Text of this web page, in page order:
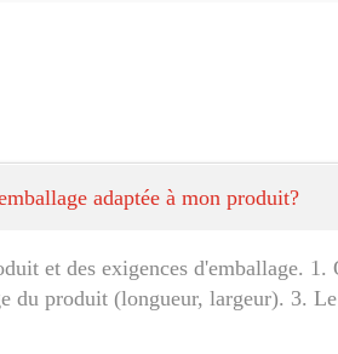
adaptée à mon produit?
et des exigences d'emballage.
du produit (longueur, largeur). 3.